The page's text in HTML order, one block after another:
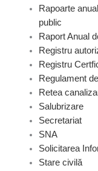
Rapoarte
public
Raport Anual
Registru
Registru
Regulament
Retea
Salubrizare
Secretariat
SNA
Solicitarea
Stare civilă